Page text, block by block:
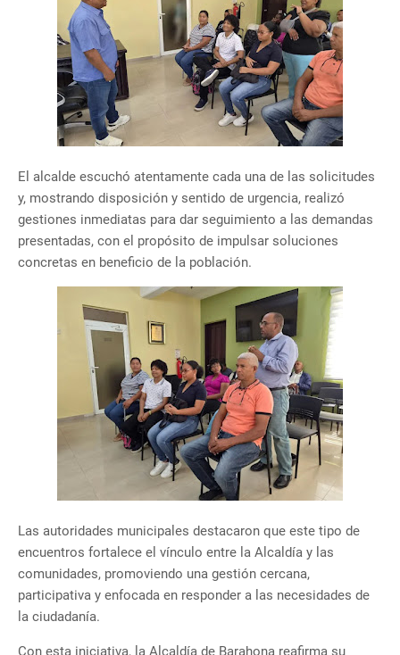
El alcalde escuchó atentamente cada una de las solicitudes
y, mostrando disposición y sentido de urgencia, realizó
gestiones inmediatas para dar seguimiento a las demandas
presentadas, con el propósito de impulsar soluciones
concretas en beneficio de la población.
Las autoridades municipales destacaron que este tipo de
encuentros fortalece el vínculo entre la Alcaldía y las
comunidades, promoviendo una gestión cercana,
participativa y enfocada en responder a las necesidades de
la ciudadanía.